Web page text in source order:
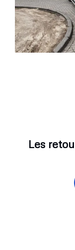
Les